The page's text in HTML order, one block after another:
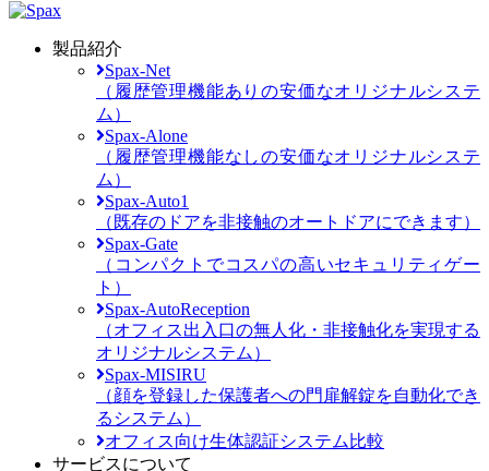
製品紹介
Spax-Net
（履歴管理機能ありの安価なオリジナルシステ
ム）
Spax-Alone
（履歴管理機能なしの安価なオリジナルシステ
ム）
Spax-Auto1
（既存のドアを非接触のオートドアにできます）
Spax-Gate
（コンパクトでコスパの高いセキュリティゲー
ト）
Spax-AutoReception
（オフィス出入口の無人化・非接触化を実現する
オリジナルシステム）
Spax-MISIRU
（顔を登録した保護者への門扉解錠を自動化でき
るシステム）
オフィス向け生体認証システム比較
サービスについて